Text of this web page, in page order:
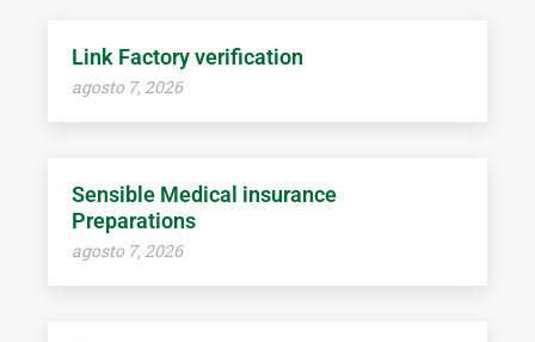
Link Factory verification
agosto 7, 2026
Sensible Medical insurance
Preparations
agosto 7, 2026